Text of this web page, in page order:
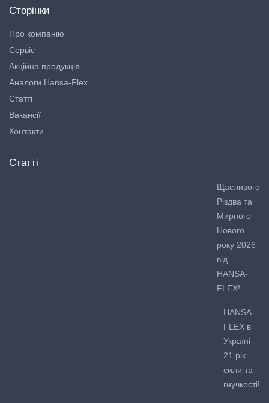
Сторінки
Про компанію
Сервіс
Акційна продукція
Аналоги Hansa-Flex
Статті
Вакансії
Контакти
Статті
Щасливого
Різдва та
Мирного
Нового
року 2026
від
HANSA-
FLEX!
HANSA-
FLEX в
Україні -
21 рік
сили та
гнучкості!